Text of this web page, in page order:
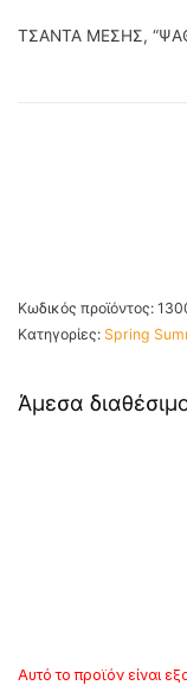
ΤΣΑΝΤΑ ΜΕΣΗΣ,
Κωδικός προϊόντος:
Κατηγορίες: Spring
Άμεσα
Αυτό το προϊόν είναι